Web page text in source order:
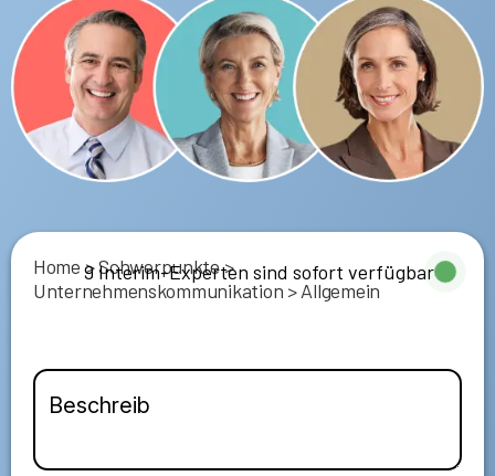
9 Interim-Experten sind sofort verfügbar
Home>Schwerpunkte>
Unternehmenskommunikation >Allgemein